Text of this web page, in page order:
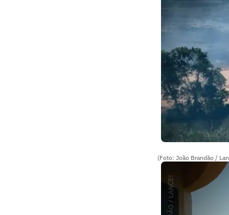
(Foto: João Brandão /